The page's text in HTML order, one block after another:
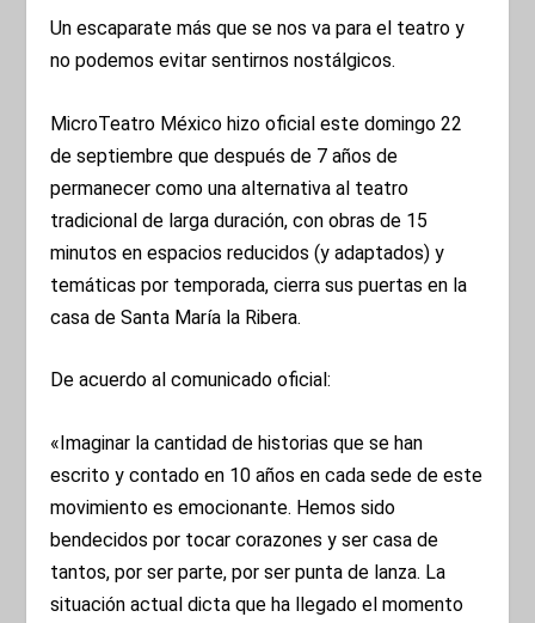
Un escaparate más que se nos va para el teatro y
no podemos evitar sentirnos nostálgicos.
MicroTeatro México hizo oficial este domingo 22
de septiembre que después de 7 años de
permanecer como una alternativa al teatro
tradicional de larga duración, con obras de 15
minutos en espacios reducidos (y adaptados) y
temáticas por temporada, cierra sus puertas en la
casa de Santa María la Ribera.
De acuerdo al comunicado oficial:
«Imaginar la cantidad de historias que se han
escrito y contado en 10 años en cada sede de este
movimiento es emocionante. Hemos sido
bendecidos por tocar corazones y ser casa de
tantos, por ser parte, por ser punta de lanza. La
situación actual dicta que ha llegado el momento